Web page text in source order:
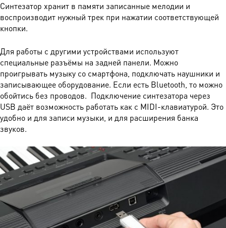
Синтезатор хранит в памяти записанные мелодии и
воспроизводит нужный трек при нажатии соответствующей
кнопки.
Для работы с другими устройствами используют
специальные разъёмы на задней панели. Можно
проигрывать музыку со смартфона, подключать наушники и
записывающее оборудование. Если есть Bluetooth, то можно
обойтись без проводов. Подключение синтезатора через
USB даёт возможность работать как с MIDI-клавиатурой. Это
удобно и для записи музыки, и для расширения банка
звуков.